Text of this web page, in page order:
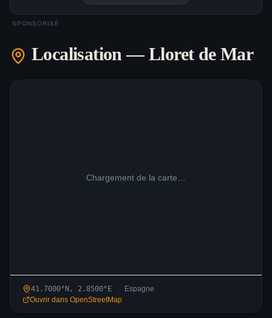
SPONSORISÉ
Localisation —Lloret de Mar
Chargement de la carte…
41.7000°N, 2.8500° E ·
Espagne
Ouvrir dans OpenStreetMap